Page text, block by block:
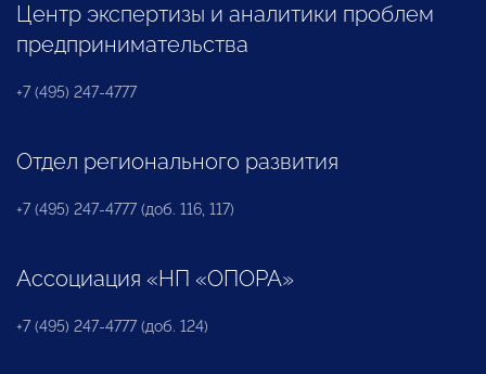
Центр экспертизы и аналитики проблем
предпринимательства
+7 (495) 247-4777
Отдел регионального развития
+7 (495) 247-4777 (доб. 116, 117)
Ассоциация «НП «ОПОРА»
+7 (495) 247-4777 (доб. 124)